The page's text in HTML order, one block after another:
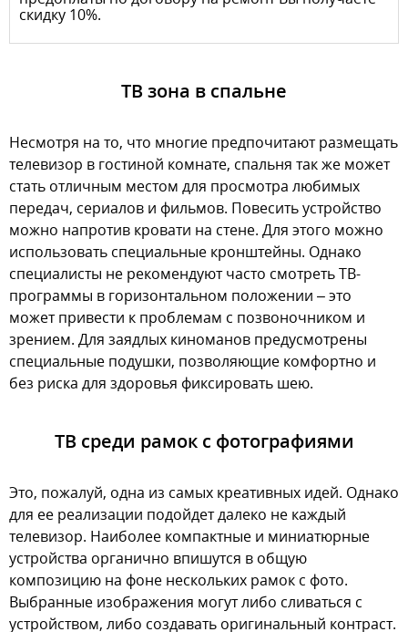
скидку 10%.
ТВ зона в спальне
Несмотря на то, что многие предпочитают размещать
телевизор в гостиной комнате, спальня так же может
стать отличным местом для просмотра любимых
передач, сериалов и фильмов. Повесить устройство
можно напротив кровати на стене. Для этого можно
использовать специальные кронштейны. Однако
специалисты не рекомендуют часто смотреть ТВ-
программы в горизонтальном положении – это
может привести к проблемам с позвоночником и
зрением. Для заядлых киноманов предусмотрены
специальные подушки, позволяющие комфортно и
без риска для здоровья фиксировать шею.
ТВ среди рамок с фотографиями
Это, пожалуй, одна из самых креативных идей. Однако
для ее реализации подойдет далеко не каждый
телевизор. Наиболее компактные и миниатюрные
устройства органично впишутся в общую
композицию на фоне нескольких рамок с фото.
Выбранные изображения могут либо сливаться с
устройством, либо создавать оригинальный контраст.